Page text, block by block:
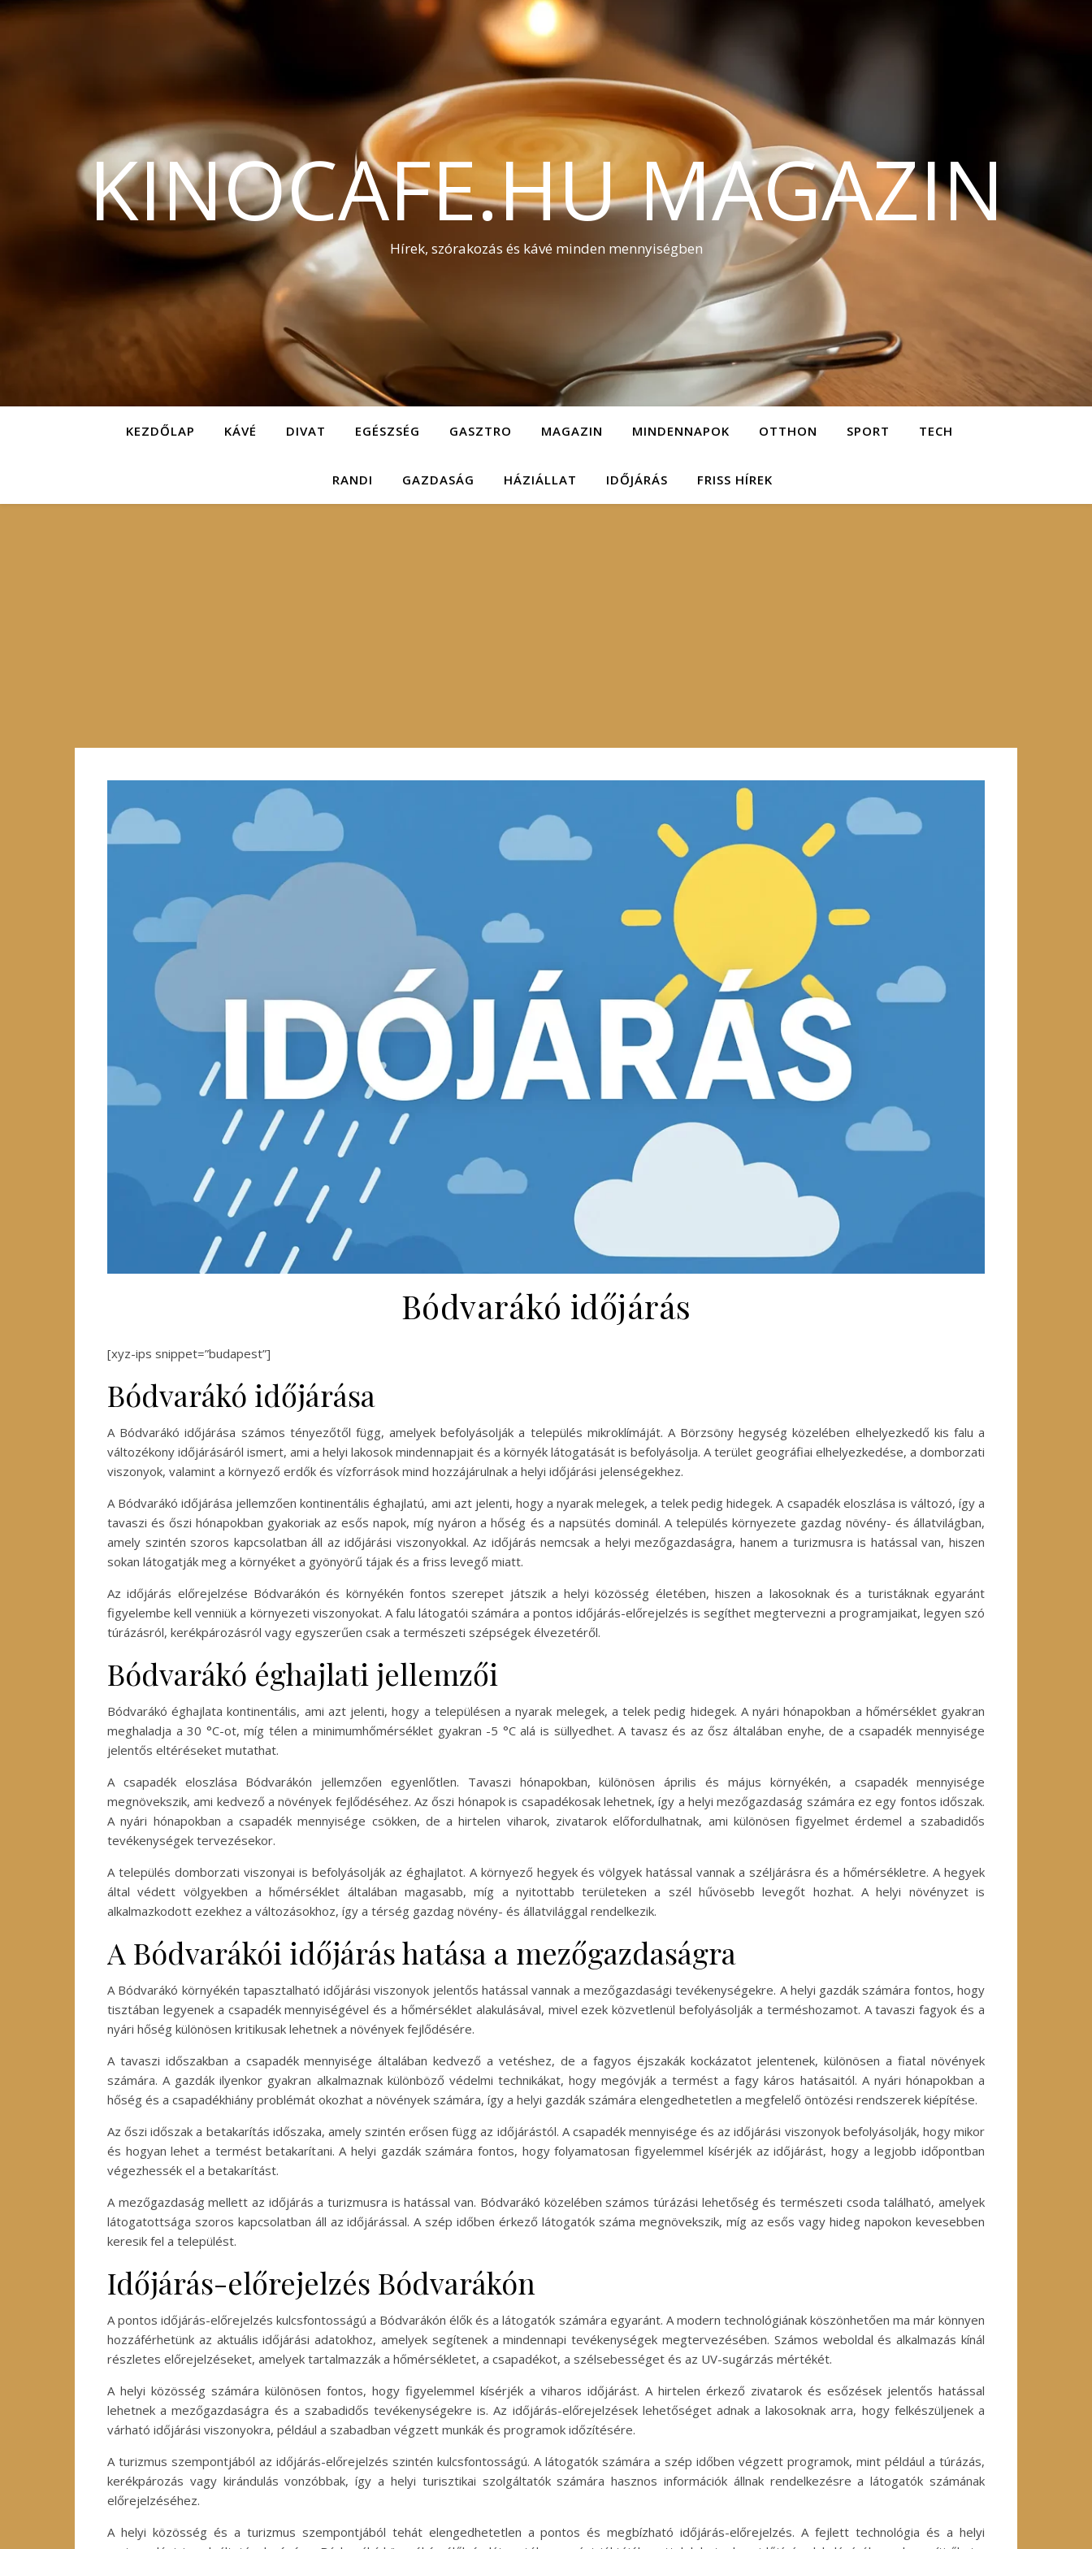
KINOCAFE.HU MAGAZIN
Hírek, szórakozás és kávé minden mennyiségben
KEZDŐLAP KÁVÉ DIVAT EGÉSZSÉG GASZTRO MAGAZIN MINDENNAPOK OTTHON SPORT TECH
RANDI GAZDASÁG HÁZIÁLLAT IDŐJÁRÁS FRISS HÍREK
Bódvarákó időjárás
[xyz-ips snippet=”budapest”]
Bódvarákó időjárása
A Bódvarákó időjárása számos tényezőtől függ, amelyek befolyásolják a település mikroklímáját. A Börzsöny hegység közelében elhelyezkedő kis falu a
változékony időjárásáról ismert, ami a helyi lakosok mindennapjait és a környék látogatását is befolyásolja. A terület geográfiai elhelyezkedése, a domborzati
viszonyok, valamint a környező erdők és vízforrások mind hozzájárulnak a helyi időjárási jelenségekhez.
A Bódvarákó időjárása jellemzően kontinentális éghajlatú, ami azt jelenti, hogy a nyarak melegek, a telek pedig hidegek. A csapadék eloszlása is változó, így a
tavaszi és őszi hónapokban gyakoriak az esős napok, míg nyáron a hőség és a napsütés dominál. A település környezete gazdag növény- és állatvilágban,
amely szintén szoros kapcsolatban áll az időjárási viszonyokkal. Az időjárás nemcsak a helyi mezőgazdaságra, hanem a turizmusra is hatással van, hiszen
sokan látogatják meg a környéket a gyönyörű tájak és a friss levegő miatt.
Az időjárás előrejelzése Bódvarákón és környékén fontos szerepet játszik a helyi közösség életében, hiszen a lakosoknak és a turistáknak egyaránt
figyelembe kell venniük a környezeti viszonyokat. A falu látogatói számára a pontos időjárás-előrejelzés is segíthet megtervezni a programjaikat, legyen szó
túrázásról, kerékpározásról vagy egyszerűen csak a természeti szépségek élvezetéről.
Bódvarákó éghajlati jellemzői
Bódvarákó éghajlata kontinentális, ami azt jelenti, hogy a településen a nyarak melegek, a telek pedig hidegek. A nyári hónapokban a hőmérséklet gyakran
meghaladja a 30 °C-ot, míg télen a minimumhőmérséklet gyakran -5 °C alá is süllyedhet. A tavasz és az ősz általában enyhe, de a csapadék mennyisége
jelentős eltéréseket mutathat.
A csapadék eloszlása Bódvarákón jellemzően egyenlőtlen. Tavaszi hónapokban, különösen április és május környékén, a csapadék mennyisége
megnövekszik, ami kedvező a növények fejlődéséhez. Az őszi hónapok is csapadékosak lehetnek, így a helyi mezőgazdaság számára ez egy fontos időszak.
A nyári hónapokban a csapadék mennyisége csökken, de a hirtelen viharok, zivatarok előfordulhatnak, ami különösen figyelmet érdemel a szabadidős
tevékenységek tervezésekor.
A település domborzati viszonyai is befolyásolják az éghajlatot. A környező hegyek és völgyek hatással vannak a széljárásra és a hőmérsékletre. A hegyek
által védett völgyekben a hőmérséklet általában magasabb, míg a nyitottabb területeken a szél hűvösebb levegőt hozhat. A helyi növényzet is
alkalmazkodott ezekhez a változásokhoz, így a térség gazdag növény- és állatvilággal rendelkezik.
A Bódvarákói időjárás hatása a mezőgazdaságra
A Bódvarákó környékén tapasztalható időjárási viszonyok jelentős hatással vannak a mezőgazdasági tevékenységekre. A helyi gazdák számára fontos, hogy
tisztában legyenek a csapadék mennyiségével és a hőmérséklet alakulásával, mivel ezek közvetlenül befolyásolják a terméshozamot. A tavaszi fagyok és a
nyári hőség különösen kritikusak lehetnek a növények fejlődésére.
A tavaszi időszakban a csapadék mennyisége általában kedvező a vetéshez, de a fagyos éjszakák kockázatot jelentenek, különösen a fiatal növények
számára. A gazdák ilyenkor gyakran alkalmaznak különböző védelmi technikákat, hogy megóvják a termést a fagy káros hatásaitól. A nyári hónapokban a
hőség és a csapadékhiány problémát okozhat a növények számára, így a helyi gazdák számára elengedhetetlen a megfelelő öntözési rendszerek kiépítése.
Az őszi időszak a betakarítás időszaka, amely szintén erősen függ az időjárástól. A csapadék mennyisége és az időjárási viszonyok befolyásolják, hogy mikor
és hogyan lehet a termést betakarítani. A helyi gazdák számára fontos, hogy folyamatosan figyelemmel kísérjék az időjárást, hogy a legjobb időpontban
végezhessék el a betakarítást.
A mezőgazdaság mellett az időjárás a turizmusra is hatással van. Bódvarákó közelében számos túrázási lehetőség és természeti csoda található, amelyek
látogatottsága szoros kapcsolatban áll az időjárással. A szép időben érkező látogatók száma megnövekszik, míg az esős vagy hideg napokon kevesebben
keresik fel a települést.
Időjárás-előrejelzés Bódvarákón
A pontos időjárás-előrejelzés kulcsfontosságú a Bódvarákón élők és a látogatók számára egyaránt. A modern technológiának köszönhetően ma már könnyen
hozzáférhetünk az aktuális időjárási adatokhoz, amelyek segítenek a mindennapi tevékenységek megtervezésében. Számos weboldal és alkalmazás kínál
részletes előrejelzéseket, amelyek tartalmazzák a hőmérsékletet, a csapadékot, a szélsebességet és az UV-sugárzás mértékét.
A helyi közösség számára különösen fontos, hogy figyelemmel kísérjék a viharos időjárást. A hirtelen érkező zivatarok és esőzések jelentős hatással
lehetnek a mezőgazdaságra és a szabadidős tevékenységekre is. Az időjárás-előrejelzések lehetőséget adnak a lakosoknak arra, hogy felkészüljenek a
várható időjárási viszonyokra, például a szabadban végzett munkák és programok időzítésére.
A turizmus szempontjából az időjárás-előrejelzés szintén kulcsfontosságú. A látogatók számára a szép időben végzett programok, mint például a túrázás,
kerékpározás vagy kirándulás vonzóbbak, így a helyi turisztikai szolgáltatók számára hasznos információk állnak rendelkezésre a látogatók számának
előrejelzéséhez.
A helyi közösség és a turizmus szempontjából tehát elengedhetetlen a pontos és megbízható időjárás-előrejelzés. A fejlett technológia és a helyi